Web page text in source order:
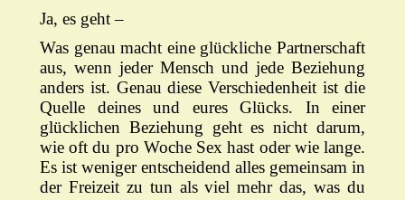
Ja, es geht –
Was genau macht eine glückliche Partnerschaft
aus, wenn jeder Mensch und jede Beziehung
anders ist. Genau diese Verschiedenheit ist die
Quelle deines und eures Glücks. In einer
glücklichen Beziehung geht es nicht darum,
wie oft du pro Woche Sex hast oder wie lange.
Es ist weniger entscheidend alles gemeinsam in
der Freizeit zu tun als viel mehr das, was du